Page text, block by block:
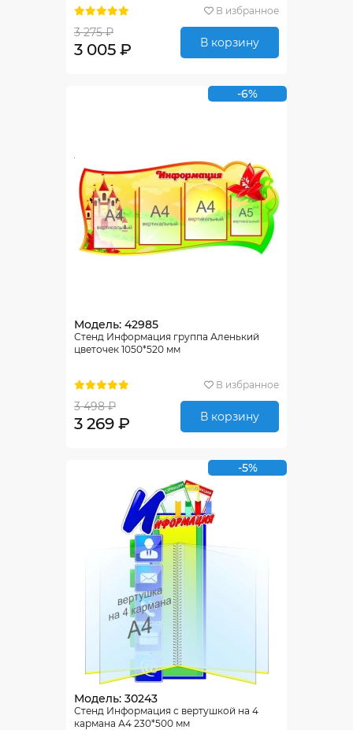
В избранное
3 275 ₽
3 005 ₽ В корзину
-6%
Модель: 42985
Стенд Информация группа Аленький
цветочек 1050*520 мм
В избранное
3 498 ₽
3 269 ₽ В корзину
-5%
Модель: 30243
Стенд Информация с вертушкой на 4
кармана А4 230*500 мм